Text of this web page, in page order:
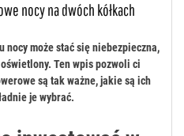
nocy na dwóch kółkach
nocy może stać się niebezpieczna,
Ten wpis pozwoli ci
są tak ważne, jakie są ich
je wybrać.